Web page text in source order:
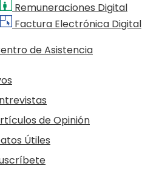
Remuneraciones Digital
Factura Electrónica Digital
de Asistencia
de Opinión
Útiles